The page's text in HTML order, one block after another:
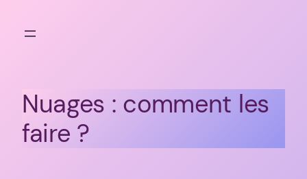
Nuages : comment les
faire ?